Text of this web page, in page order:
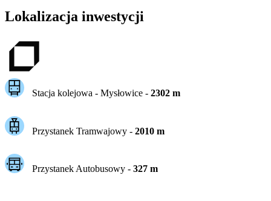
Lokalizacja inwestycji
Stacja kolejowa - Mysłowice- 2302m
Przystanek Tramwajowy - 2010m
Przystanek Autobusowy - 327m